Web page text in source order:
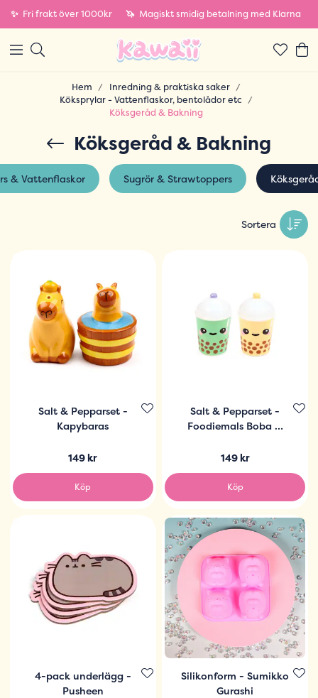
✨ Fri frakt över 1000kr 🦄 Magiskt smidig betalning med Klarna
Hem
Inredning & praktiska saker
Köksprylar - Vattenflaskor, bentolådor etc
Köksgeråd & Bakning
Köksgeråd & Bakning
& Vattenflaskor Sugrör & Strawtoppers
Sortera
Salt & Pepparset -
Kapybaras
149 kr
Köp
Salt & Pepparset -
Foodiemals Boba &
149 kr
Köp
4-pack underlägg -
Pusheen
Silikonform - Sumikko
Gurashi